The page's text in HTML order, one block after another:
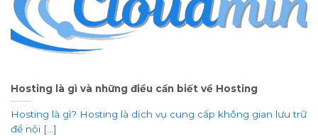
Hosting là gì và những điều cần biết về Hosting
Hosting là gì? Hosting là dịch vụ cung cấp không gian lưu trữ
để nội [...]